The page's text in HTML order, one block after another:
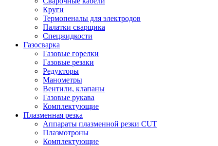
Круги
Термопеналы для электродов
Палатки сварщика
Спецжидкости
Газосварка
Газовые горелки
Газовые резаки
Редукторы
Манометры
Вентили, клапаны
Газовые рукава
Комплектующие
Плазменная резка
Аппараты плазменной резки CUT
Плазмотроны
Комплектующие